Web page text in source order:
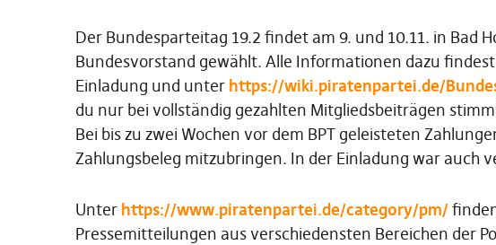
Der Bundesparteitag 19.2 findet am 9. und 10.11. in Bad
Bundesvorstand gewählt. Alle Informationen dazu
Einladung und unter https://wiki.piratenpartei.de/
du nur bei vollständig gezahlten Mitgliedsbeiträgen
Bei bis zu zwei Wochen vor dem BPT geleisteten
Zahlungsbeleg mitzubringen. In der Einladung war auch
Unter https://www.piratenpartei.de/category/pm/
Pressemitteilungen aus verschiedensten Bereichen der